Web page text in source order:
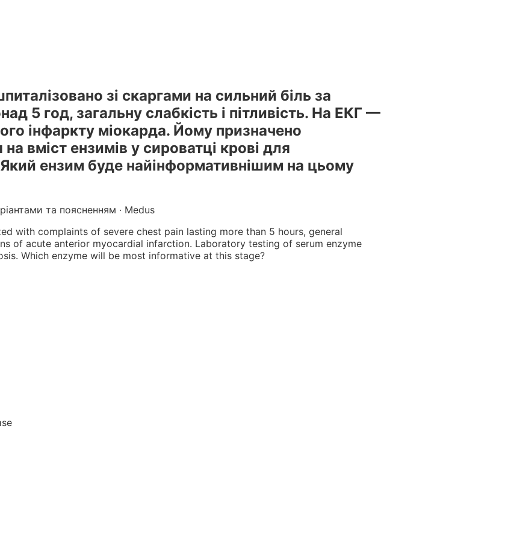
зi скаргами на сильний бiль за
5 год, загальну слабкiсть i пiтливiсть. На ЕКГ —
iнфаркту мiокарда. Йому призначено
вмiст ензимiв у сироватцi кровi для
ензим буде найiнформативнiшим на цьому
та поясненням · Medus
with complaints of severe chest pain lasting more than 5 hours, general
of acute anterior myocardial infarction. Laboratory testing of serum enzyme
Which enzyme will be most informative at this stage?